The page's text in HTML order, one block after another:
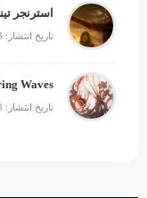
استرنجر
تاریخ انتشار: 13 مرداد 1405
تاریخ انتشار: 13 مرداد 1405